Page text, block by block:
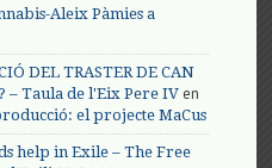
Aleix Pàmies a
DEL TRASTER DE CAN
– Taula de l'Eix Pere IV en
el projecte MaCus
help in Exile – The Free